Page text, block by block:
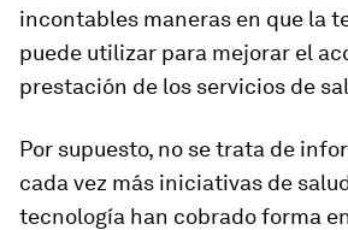
incontables maneras en que la
puede utilizar para mejorar el
prestación de los servicios de
Por supuesto, no se trata de
cada vez más iniciativas de
tecnología han cobrado forma